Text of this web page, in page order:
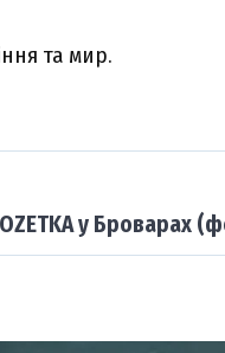
та мир.
у Броварах